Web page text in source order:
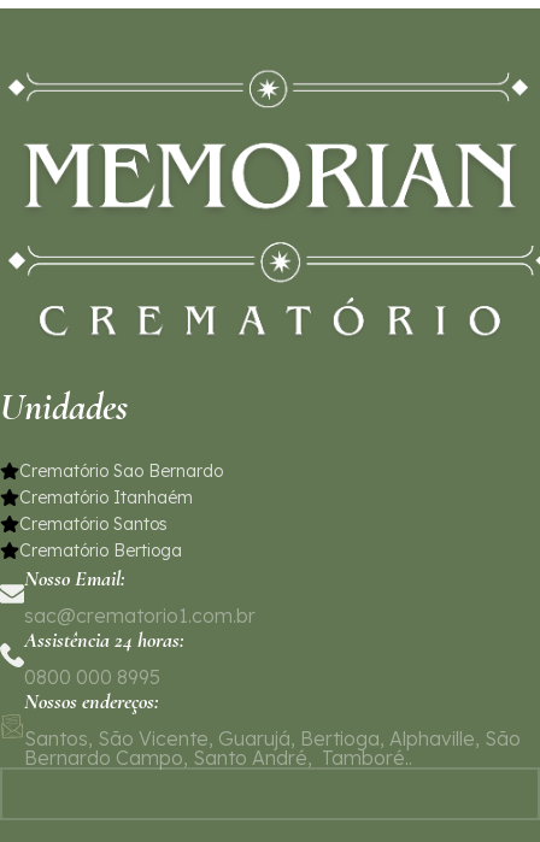
Unidades
Crematório Sao Bernardo
Crematório Itanhaém
Crematório Santos
Crematório Bertioga
Nosso Email:
sac@crematorio1.com.br
Assistência 24 horas:
0800 000 8995
Nossos endereços:
Santos, São Vicente, Guarujá, Bertioga, Alphaville, São
Bernardo Campo, Santo André, Tamboré..